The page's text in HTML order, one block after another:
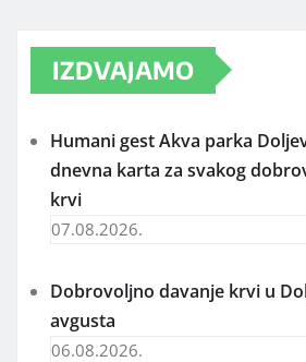
IZDVAJAMO
Humani gest Akva parka
dnevna karta za svakog
krvi
07.08.2026.
Dobrovoljno davanje krvi u
avgusta
06.08.2026.